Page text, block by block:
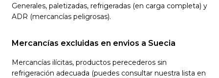
Generales, paletizadas, refrigeradas (en carga completa) y
ADR (mercancías peligrosas).
Mercancías excluidas en envios a Suecia
Mercancías ilícitas, productos perecederos sin
refrigeración adecuada (puedes consultar nuestra lista en